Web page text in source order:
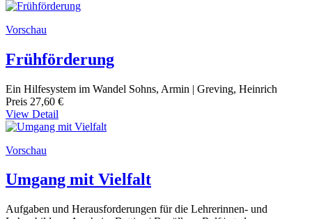
Vorschau
Frühförderung
Ein Hilfesystem im Wandel Sohns, Armin | Greving, Heinrich
Preis 27,60 €
View Detail
Vorschau
Umgang mit Vielfalt
Aufgaben und Herausforderungen für die Lehrerinnen- und